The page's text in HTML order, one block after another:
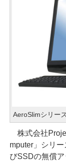
AeroSlimシリー
株式会社
mputer」シリ
びSSDの無償ア